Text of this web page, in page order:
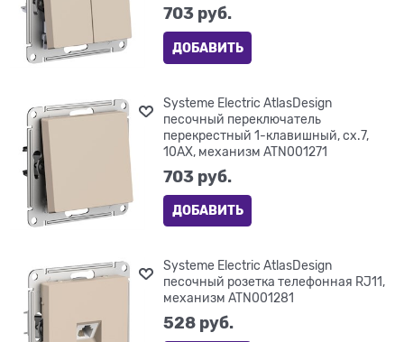
703 руб.
ДОБАВИТЬ
Systeme Electric AtlasDesign
песочный переключатель
перекрестный 1-клавишный, сх.7,
10АХ, механизм ATN001271
703 руб.
ДОБАВИТЬ
Systeme Electric AtlasDesign
песочный розетка телефонная RJ11,
механизм ATN001281
528 руб.